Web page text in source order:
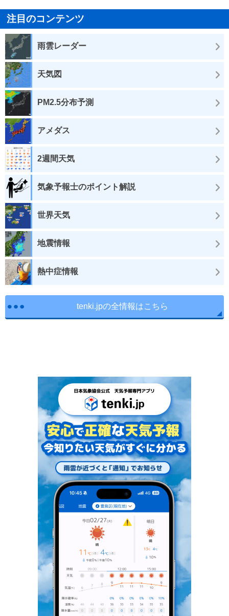
注目のコンテンツ
雨雲レーダー
天気図
PM2.5分布予測
アメダス
2週間天気
気象予報士のポイント解説
世界天気
地震情報
熱中症情報
tenki.jpの全情報はこちら